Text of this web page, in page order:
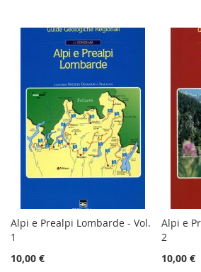
Alpi e Prealpi Lombarde - Vol.
1
10,00 €
Alpi e
2
10,00 €